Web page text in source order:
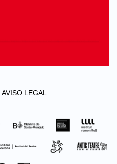
AVISO LEGAL